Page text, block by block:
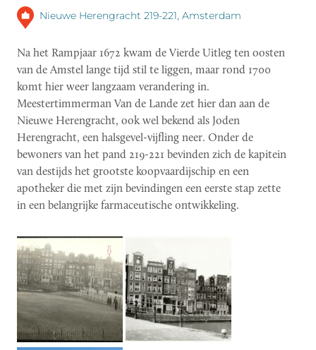
Nieuwe Herengracht 219-221, Amsterdam
Na het Rampjaar 1672 kwam de Vierde Uitleg ten oosten
van de Amstel lange tijd stil te liggen, maar rond 1700
komt hier weer langzaam verandering in.
Meestertimmerman Van de Lande zet hier dan aan de
Nieuwe Herengracht, ook wel bekend als Joden
Herengracht, een halsgevel-vijfling neer. Onder de
bewoners van het pand 219-221 bevinden zich de kapitein
van destijds het grootste koopvaardijschip en een
apotheker die met zijn bevindingen een eerste stap zette
in een belangrijke farmaceutische ontwikkeling.